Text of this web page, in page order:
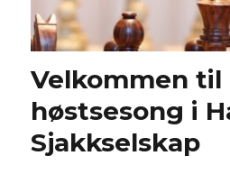
Velkommen til
høstsesong i
Sjakkselskap